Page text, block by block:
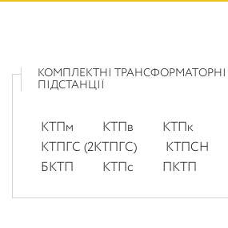
КОМПЛЕКТНІ ТРАНСФОРМАТОРНІ
ПІДСТАНЦІЇ
КТПм КТПв
КТПк
КТПГС (2КТПГС)
КТПСН
БКТП
КТПс ПКТП